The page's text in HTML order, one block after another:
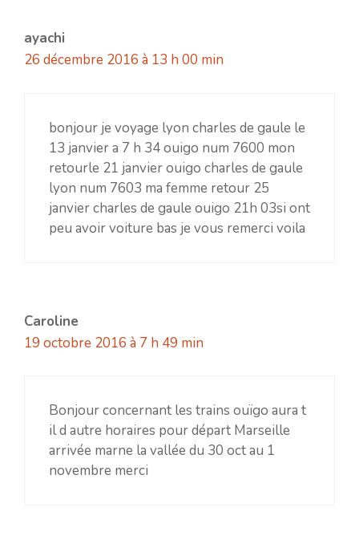
ayachi
26 décembre 2016 à 13 h 00 min
bonjour je voyage lyon charles de gaule le
13 janvier a 7 h 34 ouigo num 7600 mon
retourle 21 janvier ouigo charles de gaule
lyon num 7603 ma femme retour 25
janvier charles de gaule ouigo 21h 03si ont
peu avoir voiture bas je vous remerci voila
Caroline
19 octobre 2016 à 7 h 49 min
Bonjour concernant les trains ouïgo aura t
il d autre horaires pour départ Marseille
arrivée marne la vallée du 30 oct au 1
novembre merci